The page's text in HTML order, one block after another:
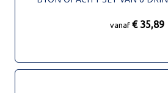
vanaf € 35,89